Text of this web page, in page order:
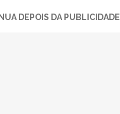
DEPOIS DA PUBLICIDADE